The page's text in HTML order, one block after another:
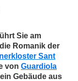
Sie am
Romanik der
Sant
von Guardiola
Gebäude aus